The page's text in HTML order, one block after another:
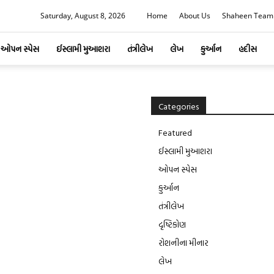
Saturday, August 8, 2026 Home About Us Shaheen Team
ઓપન સ્પેસ ઈસ્લામી મુઆશરા તંત્રીલેખ લેખ કુર્આન હદીસ
Categories
Featured
ઈસ્લામી મુઆશરા
ઓપન સ્પેસ
કુર્આન
તંત્રીલેખ
દૃષ્ટિકોણ
રોશનીના મીનાર
લેખ